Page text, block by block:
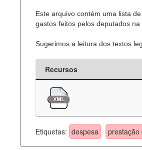
Este arquivo contém uma lista
gastos feitos pelos deputados
Sugerimos a leitura dos textos
Recursos
Etiquetas: despesa prestação